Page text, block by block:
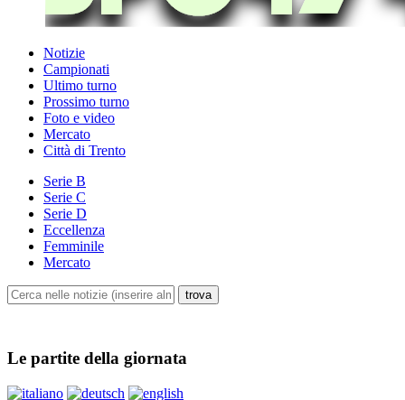
Notizie
Campionati
Ultimo turno
Prossimo turno
Foto e video
Mercato
Città di Trento
Serie B
Serie C
Serie D
Eccellenza
Femminile
Mercato
Le partite della giornata